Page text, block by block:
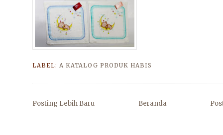
LABEL:A KATALOG PRODUK HABIS
Posting Lebih Baru Beranda